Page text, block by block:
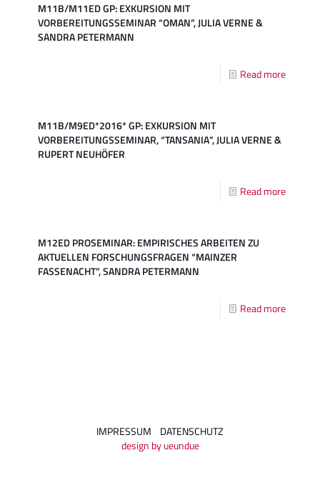
M11B/M11ED GP: EXKURSION MIT
VORBEREITUNGSSEMINAR “OMAN”, JULIA VERNE &
SANDRA PETERMANN
Read more
M11B/M9ED*2016* GP: EXKURSION MIT
VORBEREITUNGSSEMINAR, “TANSANIA”, JULIA VERNE &
RUPERT NEUHÖFER
Read more
M12ED PROSEMINAR: EMPIRISCHES ARBEITEN ZU
AKTUELLEN FORSCHUNGSFRAGEN “MAINZER
FASSENACHT”, SANDRA PETERMANN
Read more
IMPRESSUM
DATENSCHUTZ
design by ueundue